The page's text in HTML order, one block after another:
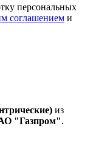
персональных
соглашением и
из
"Газпром".